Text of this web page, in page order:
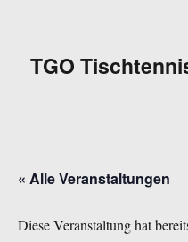
TGO
« Alle Veranstaltungen
Diese Veranstaltung hat